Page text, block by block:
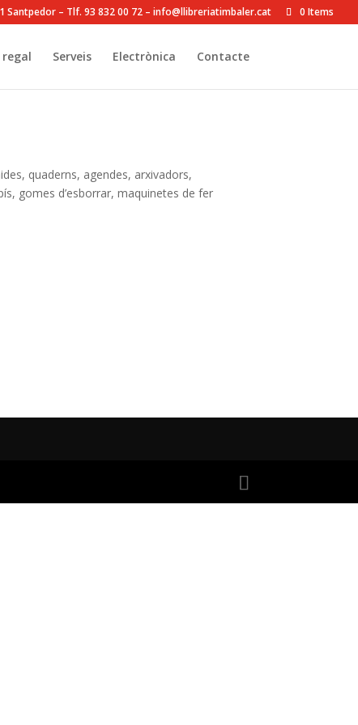
Santpedor – Tlf. 93 832 00 72 – info@llibreriatimbaler.cat 0 Items
regal Serveis Electrònica Contacte
quaderns, agendes, arxivadors,
gomes d’esborrar, maquinetes de fer